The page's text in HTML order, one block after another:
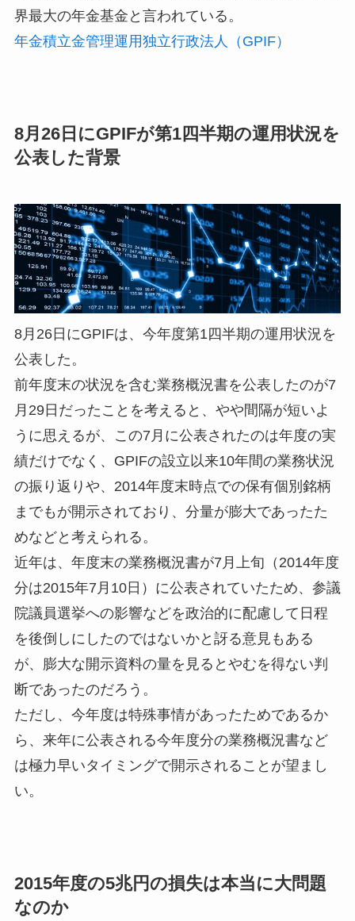
界最大の年金基金と言われている。
年金積立金管理運用独立行政法人（GPIF）
8月26日にGPIFが第1四半期の運用状況を
公表した背景
8月26日にGPIFは、今年度第1四半期の運用状況を
公表した。
前年度末の状況を含む業務概況書を公表したのが7
月29日だったことを考えると、やや間隔が短いよ
うに思えるが、この7月に公表されたのは年度の実
績だけでなく、GPIFの設立以来10年間の業務状況
の振り返りや、2014年度末時点での保有個別銘柄
までもが開示されており、分量が膨大であったた
めなどと考えられる。
近年は、年度末の業務概況書が7月上旬（2014年度
分は2015年7月10日）に公表されていたため、参議
院議員選挙への影響などを政治的に配慮して日程
を後倒しにしたのではないかと訝る意見もある
が、膨大な開示資料の量を見るとやむを得ない判
断であったのだろう。
ただし、今年度は特殊事情があったためであるか
ら、来年に公表される今年度分の業務概況書など
は極力早いタイミングで開示されることが望まし
い。
2015年度の5兆円の損失は本当に大問題
なのか